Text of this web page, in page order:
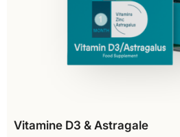
Vitamine D3 & Astragale